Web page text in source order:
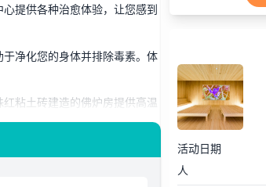
提供各种治愈体验，让您感到
净化您的身体并排除毒素。体
粘土砖建造的佛炉房提供高温
康还是单纯放松，这里都是完
活动日期
人